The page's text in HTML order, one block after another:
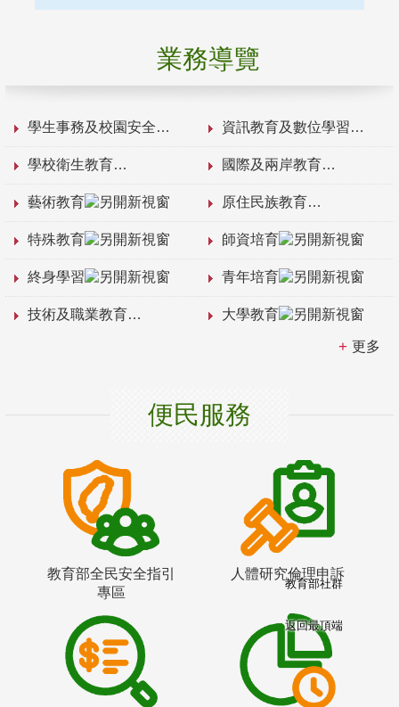
業務導覽
學生事務及校園安全 資訊教育及數位學習
學校衛生教育 國際及兩岸教育
藝術教育 原住民族教育
特殊教育 師資培育
終身學習 青年培育
技術及職業教育 大學教育
更多
便民服務
教育部全民安全指引
專區
人體研究倫理申訴
教育部社群
返回最頂端